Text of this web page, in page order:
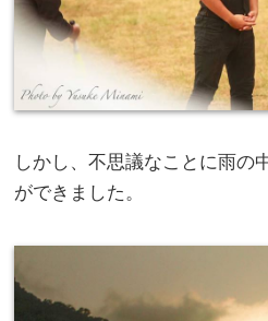
しかし、不思議なことに雨の
ができました。